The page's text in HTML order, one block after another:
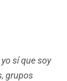
sí que soy
grupos